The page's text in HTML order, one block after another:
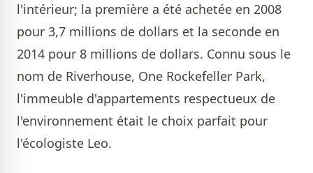
l'intérieur; la première a été achetée en 2008
pour 3,7 millions de dollars et la seconde en
2014 pour 8 millions de dollars. Connu sous le
nom de Riverhouse, One Rockefeller Park,
l'immeuble d'appartements respectueux de
l'environnement était le choix parfait pour
l'écologiste Leo.